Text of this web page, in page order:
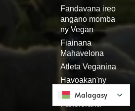
Fandavana ireo
angano momba
ny Vegan
Fiainana
Mahavelona
Atleta Veganina
Havoakan'ny
VeganMalagasy
Malagasy